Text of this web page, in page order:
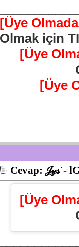
[Üye
Olmak için
[Üye
[Üye
Cevap: 𝒥𝓎𝓈`-
[Üye